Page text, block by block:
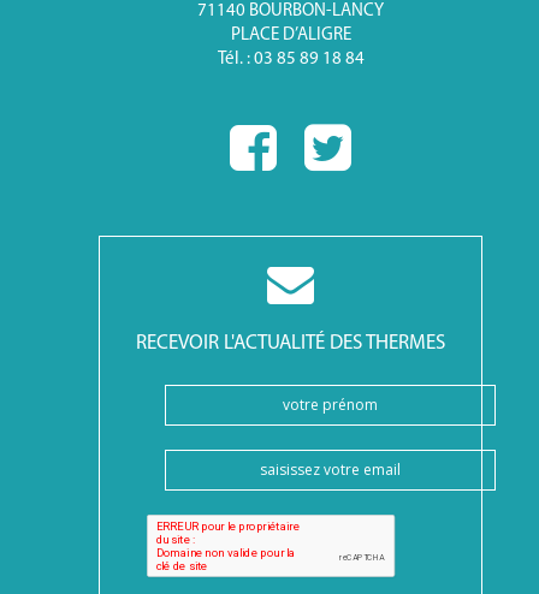
71140 BOURBON-LANCY
PLACE D’ALIGRE
Tél. : 03 85 89 18 84
RECEVOIR L'ACTUALITÉ DES THERMES